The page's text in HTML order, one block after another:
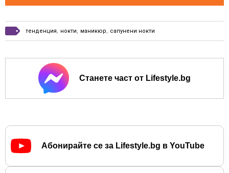
тенденция, нокти, маникюр, сапунени нокти
Станете част от Lifestyle.bg
Абонирайте се за Lifestyle.bg в YouTube